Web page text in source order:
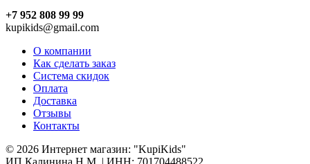
+7 952 808 99 99
kupikids@gmail.com
О компании
Как сделать заказ
Система скидок
Оплата
Доставка
Отзывы
Контакты
© 2026 Интернет магазин: "KupiKids"